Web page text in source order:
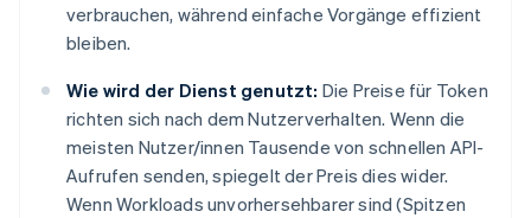
verbrauchen, während einfache Vorgänge effizient
bleiben.
Wie wird der Dienst genutzt: Die Preise für Token
richten sich nach dem Nutzerverhalten. Wenn die
meisten Nutzer/innen Tausende von schnellen API-
Aufrufen senden, spiegelt der Preis dies wider.
Wenn Workloads unvorhersehbarer sind (Spitzen